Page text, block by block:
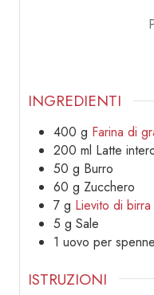
INGREDIENTI
400 g Farina di
200 ml Latte
50 g Burro
60 g Zucchero
7 g Lievito di
5 g Sale
1 uovo per
ISTRUZIONI